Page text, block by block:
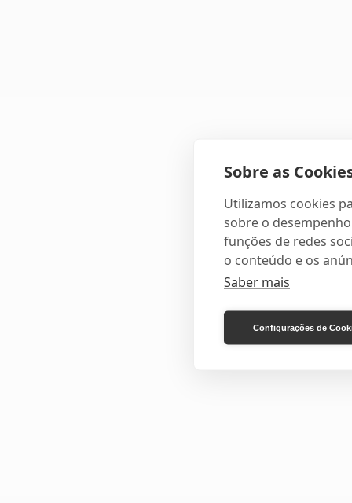
Sobre as
Utilizamos cookies
sobre o
funções de redes
o conteúdo e os
Saber mais
Configurações de